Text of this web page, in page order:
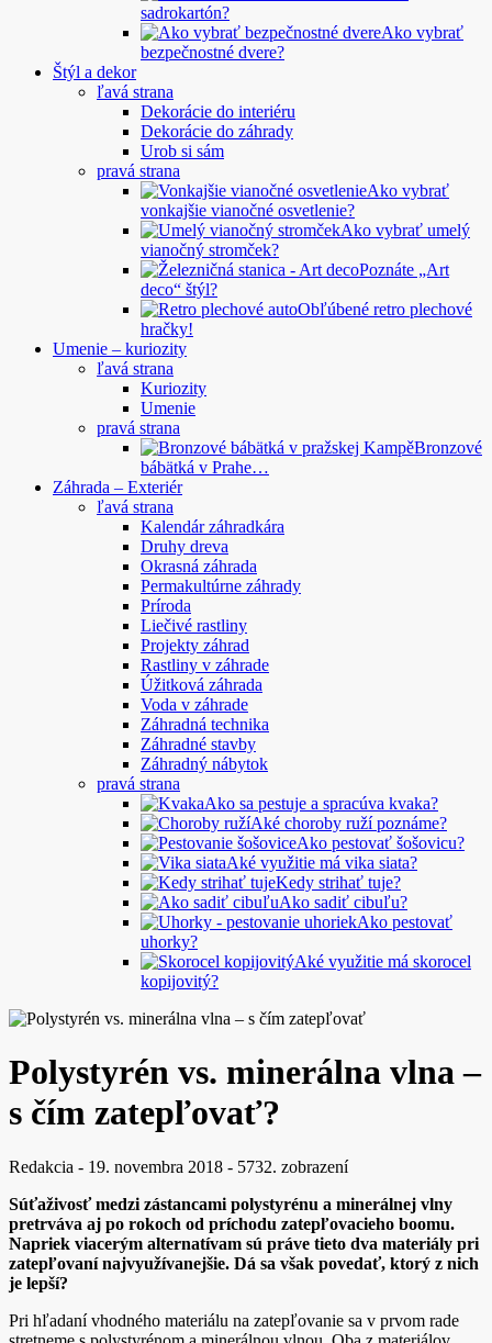
sadrokartón?
Ako vybrať
bezpečnostné dvere?
Štýl a dekor
ľavá strana
Dekorácie do interiéru
Dekorácie do záhrady
Urob si sám
pravá strana
Ako vybrať
vonkajšie vianočné osvetlenie?
Ako vybrať umelý
vianočný stromček?
Poznáte „Art
deco“ štýl?
Obľúbené retro plechové
hračky!
Umenie – kuriozity
ľavá strana
Kuriozity
Umenie
pravá strana
Bronzové
bábätká v Prahe…
Záhrada – Exteriér
ľavá strana
Kalendár záhradkára
Druhy dreva
Okrasná záhrada
Permakultúrne záhrady
Príroda
Liečivé rastliny
Projekty záhrad
Rastliny v záhrade
Úžitková záhrada
Voda v záhrade
Záhradná technika
Záhradné stavby
Záhradný nábytok
pravá strana
Ako sa pestuje a spracúva kvaka?
Aké choroby ruží poznáme?
Ako pestovať šošovicu?
Aké využitie má vika siata?
Kedy strihať tuje?
Ako sadiť cibuľu?
Ako pestovať
uhorky?
Aké využitie má skorocel
kopijovitý?
Polystyrén vs. minerálna vlna –
s čím zatepľovať?
Redakcia - 19. novembra 2018 - 5732. zobrazení
Súťaživosť medzi zástancami polystyrénu a minerálnej vlny
pretrváva aj po rokoch od príchodu zatepľovacieho boomu.
Napriek viacerým alternatívam sú práve tieto dva materiály pri
zatepľovaní najvyužívanejšie. Dá sa však povedať, ktorý z nich
je lepší?
Pri hľadaní vhodného materiálu na zatepľovanie sa v prvom rade